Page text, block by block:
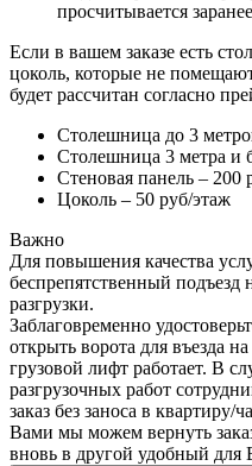
просчитывается
Если в вашем заказе есть
цоколь, которые не
будет рассчитан согласно
Столешница до 3
Столешница 3 метра и
Стеновая панель – 200
Цоколь – 50 руб/этаж
Важно
Для повышения качества
беспрепятственный
разгрузки.
Заблаговременно
открыть ворота для въезда
грузовой лифт работает. В
разгрузочных работ
заказ без заноса в
Вами мы можем вернуть
вновь в другой удобный для